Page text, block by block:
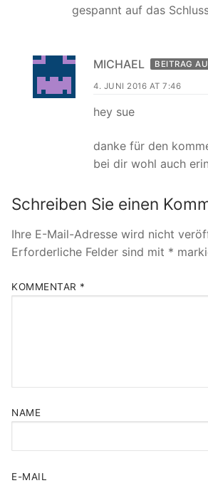
gespannt auf das
MICHAEL BEITRAG
4. JUNI 2016 AT 7:46
hey sue
danke für den
bei dir wohl auch
Schreiben Sie einen
Ihre E-Mail-Adresse wird nicht
Erforderliche Felder sind mit *
KOMMENTAR *
NAME
E-MAIL